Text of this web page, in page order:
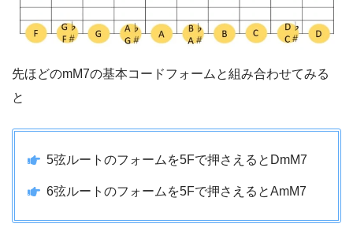
先ほどのmM7の基本コードフォームと組み合わせてみる
と
5弦ルートのフォームを5Fで押さえるとDmM7
6弦ルートのフォームを5Fで押さえるとAmM7